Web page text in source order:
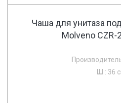
Чаша для унитаза
Molveno CZR-
Ш : 36